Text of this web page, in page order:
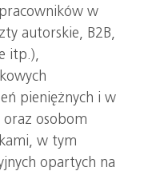
w
autorskie, B2B,
itp.),
pieniężnych i w
osobom
w tym
opartych na